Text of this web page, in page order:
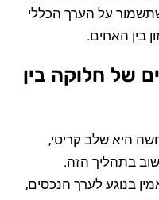
על הערך הכללי
בין האחים.
של חלוקה בין
היא שלב קריטי,
בתהליך הזה.
בנוגע לערך הנכסים,